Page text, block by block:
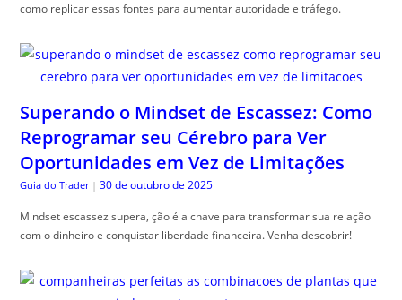
como replicar essas fontes para aumentar autoridade e tráfego.
Superando o Mindset de Escassez: Como
Reprogramar seu Cérebro para Ver
Oportunidades em Vez de Limitações
Guia do Trader | 30 de outubro de 2025
Mindset escassez supera, ção é a chave para transformar sua relação
com o dinheiro e conquistar liberdade financeira. Venha descobrir!